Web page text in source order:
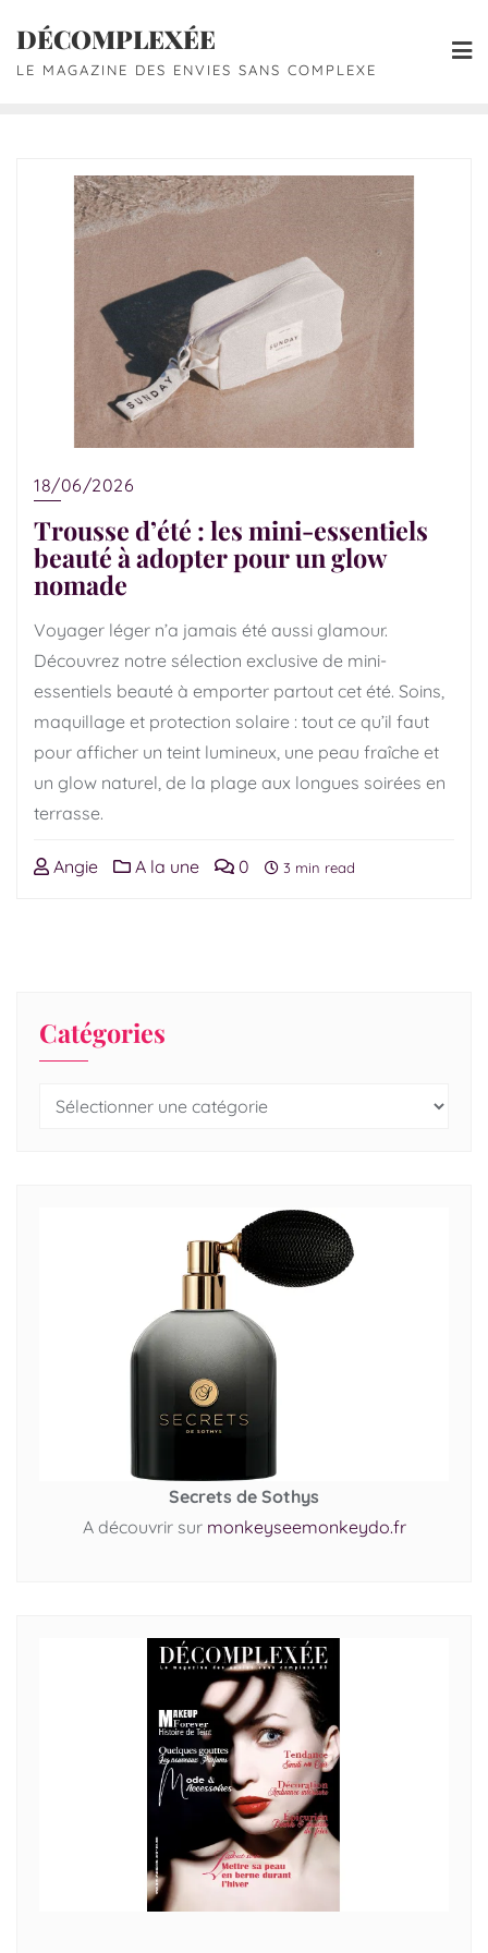
DÉCOMPLEXÉE
LE MAGAZINE DES ENVIES SANS COMPLEXE
18/06/2026
Trousse d’été : les mini-essentiels
beauté à adopter pour un glow
nomade
Voyager léger n’a jamais été aussi glamour.
Découvrez notre sélection exclusive de mini-
essentiels beauté à emporter partout cet été. Soins,
maquillage et protection solaire : tout ce qu’il faut
pour afficher un teint lumineux, une peau fraîche et
un glow naturel, de la plage aux longues soirées en
terrasse.
Angie A la une 0 3 min read
Catégories
Secrets de Sothys
A découvrir sur monkeyseemonkeydo.fr